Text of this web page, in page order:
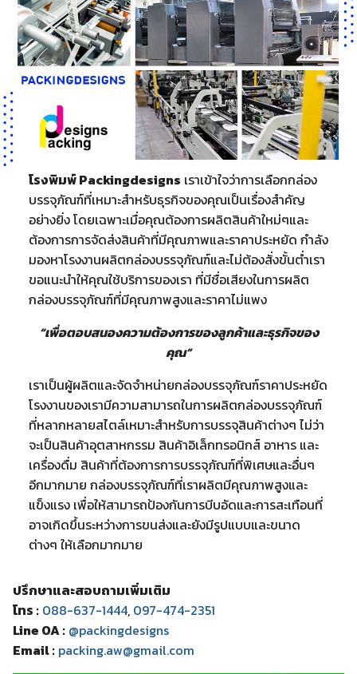
โรงพิมพ์ Packingdesigns เราเข้าใจว่าการเลือกกล่อง
บรรจุภัณฑ์ที่เหมาะสำหรับธุรกิจของคุณเป็นเรื่องสำคัญ
อย่างยิ่ง โดยเฉพาะเมื่อคุณต้องการผลิตสินค้าใหม่ๆและ
ต้องการการจัดส่งสินค้าที่มีคุณภาพและราคาประหยัด กำลัง
มองหาโรงงานผลิตกล่องบรรจุภัณฑ์และไม่ต้องสั่งขั้นต่ำเรา
ขอแนะนำให้คุณใช้บริการของเรา ที่มีชื่อเสียงในการผลิต
กล่องบรรจุภัณฑ์ที่มีคุณภาพสูงและราคาไม่แพง
“เพื่อตอบสนองความต้องการของลูกค้าและธุรกิจของ
คุณ”
เราเป็นผู้ผลิตและจัดจำหน่ายกล่องบรรจุภัณฑ์ราคาประหยัด
โรงงานของเรามีความสามารถในการผลิตกล่องบรรจุภัณฑ์
ที่หลากหลายสไตล์เหมาะสำหรับการบรรจุสินค้าต่างๆ ไม่ว่า
จะเป็นสินค้าอุตสาหกรรม สินค้าอิเล็กทรอนิกส์ อาหาร และ
เครื่องดื่ม สินค้าที่ต้องการการบรรจุภัณฑ์ที่พิเศษและอื่นๆ
อีกมากมาย กล่องบรรจุภัณฑ์ที่เราผลิตมีคุณภาพสูงและ
แข็งแรง เพื่อให้สามารถป้องกันการบีบอัดและการสะเทือนที่
อาจเกิดขึ้นระหว่างการขนส่งและยังมีรูปแบบและขนาด
ต่างๆ ให้เลือกมากมาย
ปรึกษาและสอบถามเพิ่มเติม
โทร : 088-637-1444, 097-474-2351
Line OA : @packingdesigns
Email : packing.aw@gmail.com